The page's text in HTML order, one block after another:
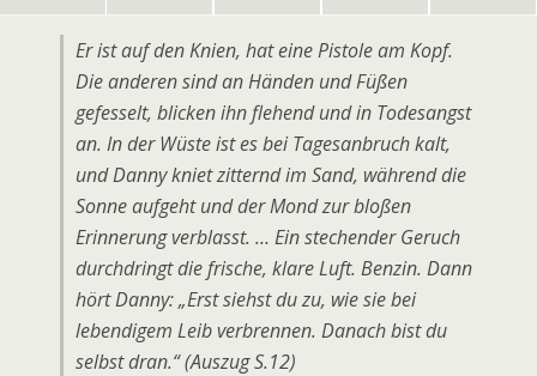
Er ist auf den Knien, hat eine Pistole am Kopf.
Die anderen sind an Händen und Füßen
gefesselt, blicken ihn flehend und in Todesangst
an. In der Wüste ist es bei Tagesanbruch kalt,
und Danny kniet zitternd im Sand, während die
Sonne aufgeht und der Mond zur bloßen
Erinnerung verblasst. … Ein stechender Geruch
durchdringt die frische, klare Luft. Benzin. Dann
hört Danny: „Erst siehst du zu, wie sie bei
lebendigem Leib verbrennen. Danach bist du
selbst dran.“ (Auszug S.12)